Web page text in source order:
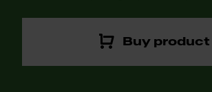
Buy product